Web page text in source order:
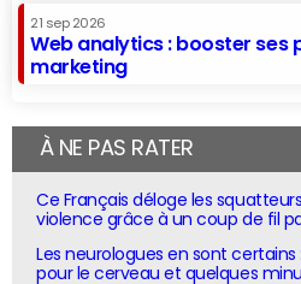
21 sep 2026
Web analytics : booster ses
marketing
À NE PAS RATER
Ce Français déloge les
violence grâce à un coup de fil
Les neurologues en sont
pour le cerveau et quelques